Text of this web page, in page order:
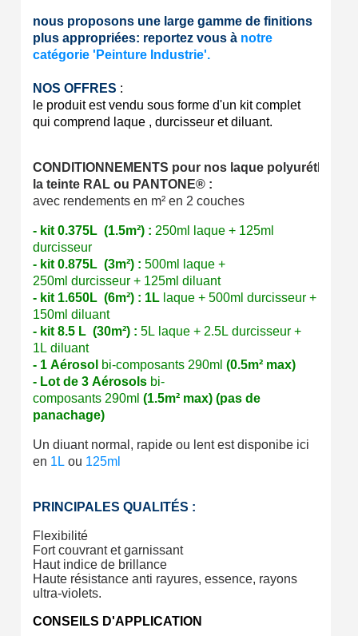
nous proposons une large gamme de finitions
plus appropriées: reportez vous à notre
catégorie 'Peinture Industrie'.
NOS OFFRES :
le produit est vendu sous forme d'un kit complet
qui comprend laque , durcisseur et diluant.
CONDITIONNEMENTS pour nos laque polyuréthane
la teinte RAL ou PANTONE® :
avec rendements en m² en 2 couches
- kit 0.375L (1.5m²) : 250ml
laque + 125ml
durcisseur
- kit 0.875L (3m²) : 500ml
laque +
250ml durcisseur + 125ml diluant
- kit 1.650L (6m²) : 1L laque + 500ml durcisseur +
150ml diluant
- kit 8.5 L (30m²) : 5L laque + 2.5L durcisseur +
1L diluant
- 1 Aérosol bi-composants290ml (0.5m² max)
- Lot de 3 Aérosols bi-
composants 290ml (1.5m² max) (pas de
panachage)
Un diuant normal, rapide ou lent est disponibe ici
en 1L ou 125ml
PRINCIPALES QUALITÉS :
Flexibilité
Fort couvrant et garnissant
Haut indice de brillance
Haute résistance anti rayures, essence, rayons
ultra-violets.
CONSEILS D'APPLICATION